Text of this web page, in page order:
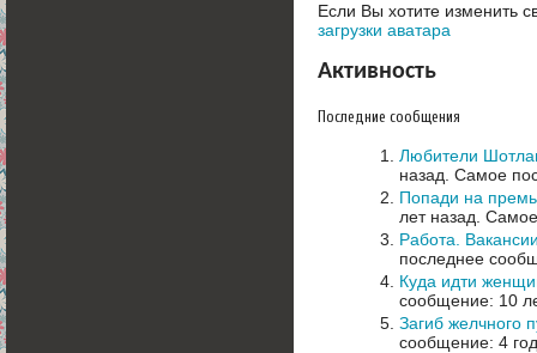
Если Вы хотите изменить
загрузки аватара
Активность
Последние сообщения
Любители
назад. Самое
Попади на
лет назад.
Работа.
последнее
Куда идти
сообщение: 10
Загиб желчного
сообщение: 4